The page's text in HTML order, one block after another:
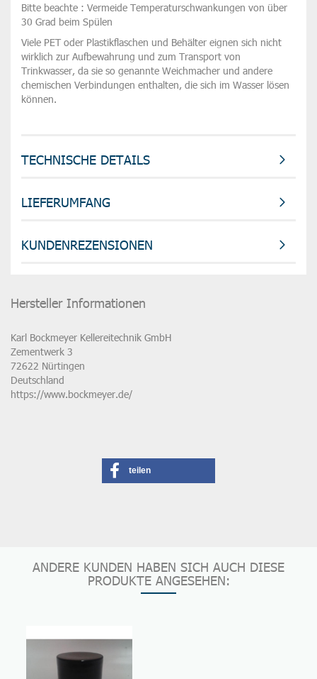
Bitte beachte : Vermeide Temperaturschwankungen von über
30 Grad beim Spülen
Viele PET oder Plastikflaschen und Behälter eignen sich nicht
wirklich zur Aufbewahrung und zum Transport von
Trinkwasser, da sie so genannte Weichmacher und andere
chemischen Verbindungen enthalten, die sich im Wasser lösen
können.
TECHNISCHE DETAILS
LIEFERUMFANG
KUNDENREZENSIONEN
Hersteller Informationen
Karl Bockmeyer Kellereitechnik GmbH
Zementwerk 3
72622 Nürtingen
Deutschland
https://www.bockmeyer.de/
teilen
ANDERE KUNDEN HABEN SICH AUCH DIESE
PRODUKTE ANGESEHEN: